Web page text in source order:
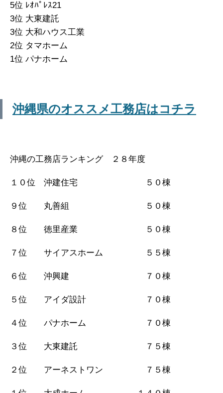
5位 ﾚｵﾊﾟﾚｽ21
3位 大東建託
3位 大和ハウス工業
2位 タマホーム
1位 パナホーム
沖縄県のオススメ工務店はコチラ
沖縄の工務店ランキング ２８年度
１０位 沖建住宅 ５０棟
９位 丸善組 ５０棟
８位 徳里産業 ５０棟
７位 サイアスホーム ５５棟
６位 沖興建 ７０棟
５位 アイダ設計 ７０棟
４位 パナホーム ７０棟
３位 大東建託 ７５棟
２位 アーネストワン ７５棟